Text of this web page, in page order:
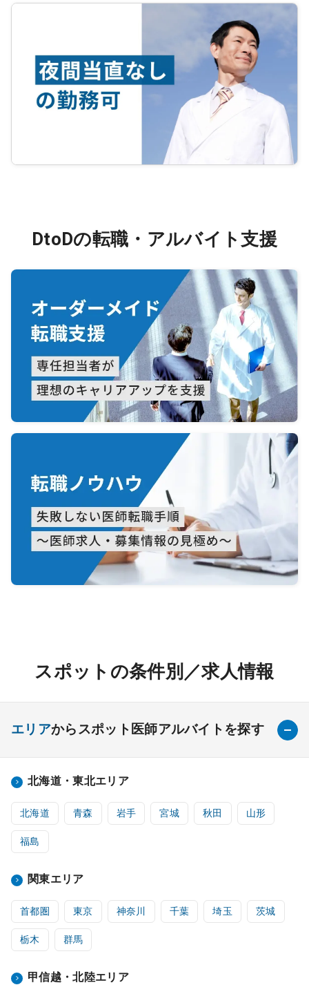
DtoDの転職・アルバイト支援
スポットの条件別／求人情報
エリアからスポット医師アルバイトを探す
北海道・東北エリア
北海道 青森 岩手 宮城 秋田 山形
福島
関東エリア
首都圏 東京 神奈川 千葉 埼玉 茨城
栃木 群馬
甲信越・北陸エリア